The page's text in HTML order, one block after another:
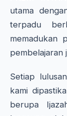
utama
terpadu
memadukan
pembelajaran
Setiap
kami
berupa